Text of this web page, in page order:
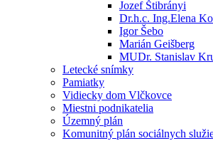
Jozef Štibrányi
Dr.h.c. Ing.Elena
Igor Šebo
Marián Geišberg
MUDr. Stanislav
Letecké snímky
Pamiatky
Vidiecky dom Vlčkovce
Miestni podnikatelia
Územný plán
Komunitný plán sociálnych